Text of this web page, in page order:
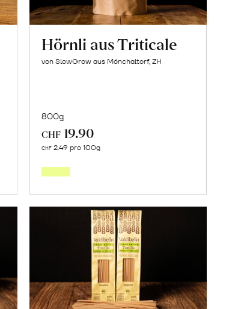
Hörnli aus Triticale
von SlowGrow aus Mönchaltorf, ZH
800g
CHF 19.90
CHF 2.49 pro 100g